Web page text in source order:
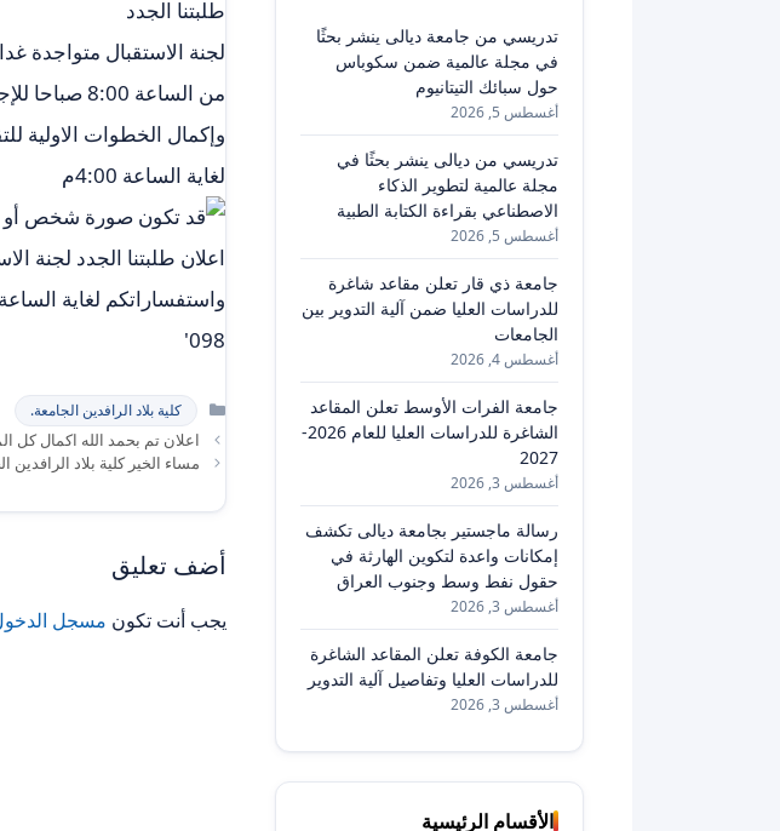
طلبتنا الجدد
لجنة الاستقبال متواجدة
من الساعة 8:00 صباحا للإجابة على اسئلتكم واستفساراتكم
وإكمال الخطوات الاولية
لغاية الساعة 4:00م
التصنيفات
كلية بلاد الرافدين الجامعة.
اعلان تم بحمد الله اكمال كل
مساء الخير كلية بلاد الرافدين
أضف تعليق
يجب أنت تكون مسجل
تدريسي من جامعة ديالى ينشر بحثًا
في مجلة عالمية ضمن سكوباس
حول سبائك التيتانيوم
أغسطس 5, 2026
تدريسي من ديالى ينشر بحثًا في
مجلة عالمية لتطوير الذكاء
الاصطناعي بقراءة الكتابة الطبية
أغسطس 5, 2026
جامعة ذي قار تعلن مقاعد شاغرة
للدراسات العليا ضمن آلية التدوير بين
الجامعات
أغسطس 4, 2026
جامعة الفرات الأوسط تعلن المقاعد
الشاغرة للدراسات العليا للعام 2026-
2027
أغسطس 3, 2026
رسالة ماجستير بجامعة ديالى تكشف
إمكانات واعدة لتكوين الهارثة في
حقول نفط وسط وجنوب العراق
أغسطس 3, 2026
جامعة الكوفة تعلن المقاعد الشاغرة
للدراسات العليا وتفاصيل آلية التدوير
أغسطس 3, 2026
الأقسام الرئيسية